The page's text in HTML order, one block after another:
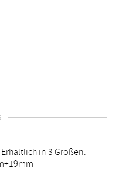
in 3 Größen: